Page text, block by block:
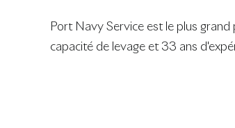
Port Navy Service est le plus
capacité de levage et 33 ans